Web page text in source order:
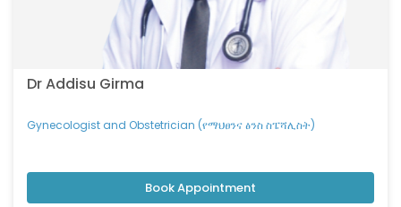
Dr Addisu Girma
Gynecologist and Obstetrician (የማህፀንና ፅንስ ስፔሻሊስት)
Book Appointment